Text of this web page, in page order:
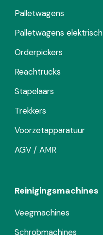
Palletwagens
Palletwagens elektrisch
Orderpickers
Reachtrucks
Stapelaars
Trekkers
Voorzetapparatuur
AGV / AMR
Reinigingsmachines
Veegmachines
Schrobmachines